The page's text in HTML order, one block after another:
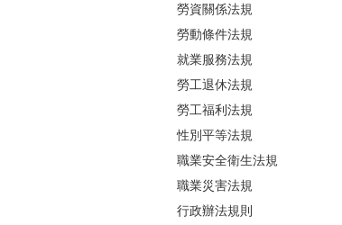
勞資關係法規
勞動條件法規
就業服務法規
勞工退休法規
勞工福利法規
性別平等法規
職業安全衛生法規
職業災害法規
行政辦法規則